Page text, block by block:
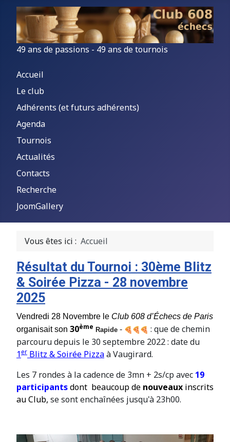
49 ans de passions - 49 ans de tournois
Accueil
Le club
Adhérents (et futurs adhérents)
Agenda
Tournois
Actualités
Contacts
Recherche
JoomGallery
Vous êtes ici : Accueil
Résultat du Tournoi : 30ème Blitz
& Soirée Pizza - 28 novembre
2025
Vendredi 28 Novembre le Club 608 d’Échecs de Paris
organisait son 30ème Rapide -
: que de chemin
parcouru depuis le 30 septembre 2022 : date du
1er Blitz & Soirée Pizzaà Vaugirard.
Les 7 rondes à la cadence de 3mn + 2s/cp avec 19
participantsdont beaucoup de nouveaux inscrits
au Club, se sont enchaînées jusqu'à 23h00.